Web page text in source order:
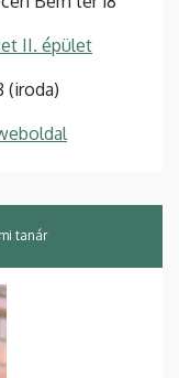
II. épület
(iroda)
tanár